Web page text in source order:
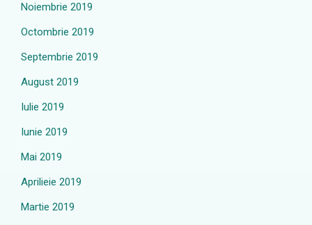
Noiembrie 2019
Octombrie 2019
Septembrie 2019
August 2019
Iulie 2019
Iunie 2019
Mai 2019
Aprilieie 2019
Martie 2019